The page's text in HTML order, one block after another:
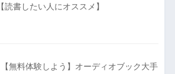
【読書したい人にオススメ】
【無料体験しよう】オーディオブック大手